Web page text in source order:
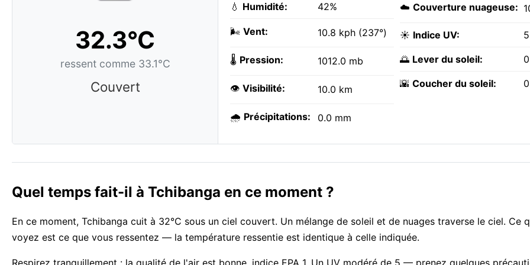
32.3°C
ressent comme 33.1°C
Couvert
💧 Humidité: 42%
🌬️ Vent: 10.8 kph (237°)
🌡️ Pression: 1012.0 mb
👁️ Visibilité: 10.0 km
🌧️ Précipitations: 0.0 mm
☁️ Couverture nuageuse:
☀️ Indice UV:
🌅 Lever du soleil:
🌇 Coucher du soleil:
Quel temps fait-il à Tchibanga en ce moment ?
En ce moment, Tchibanga cuit à 32°C sous un ciel couvert. Un mélange de soleil et de nuages traverse le ciel. Ce
voyez est ce que vous ressentez — la température ressentie est identique à celle indiquée.